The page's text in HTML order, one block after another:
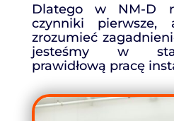
Dlatego w NM-D
czynniki
zrozumieć
jesteśmy w
prawidłową pracę